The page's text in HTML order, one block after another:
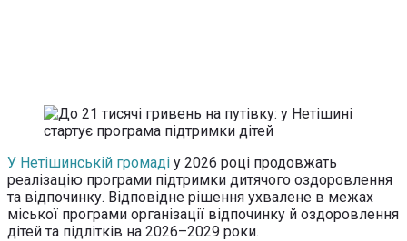
У Нетішинській громаді у 2026 році продовжать
реалізацію програми підтримки дитячого оздоровлення
та відпочинку. Відповідне рішення ухвалене в межах
міської програми організації відпочинку й оздоровлення
дітей та підлітків на 2026–2029 роки.